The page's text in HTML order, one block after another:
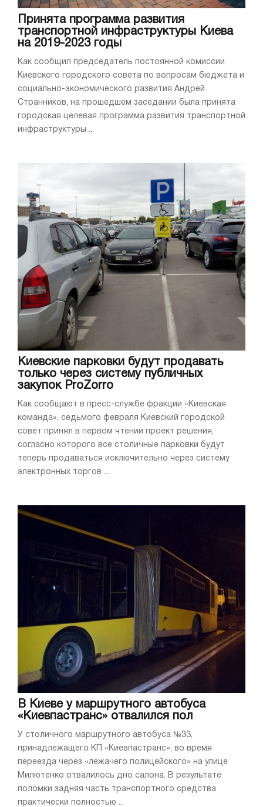
Принята программа развития
транспортной инфраструктуры Киева
на 2019-2023 годы
Как сообщил председатель постоянной комиссии
Киевского городского совета по вопросам бюджета и
социально-экономического развития Андрей
Странников, на прошедшем заседании была принята
городская целевая программа развития транспортной
инфраструктуры ...
Киевские парковки будут продавать
только через систему публичных
закупок ProZorro
Как сообщают в пресс-службе фракции «Киевская
команда», седьмого февраля Киевский городской
совет принял в первом чтении проект решения,
согласно которого все столичные парковки будут
теперь продаваться исключительно через систему
электронных торгов ...
В Киеве у маршрутного автобуса
«Киевпастранс» отвалился пол
У столичного маршрутного автобуса №33,
принадлежащего КП «Киевпастранс», во время
переезда через «лежачего полицейского» на улице
Милютенко отвалилось дно салона. В результате
поломки задняя часть транспортного средства
практически полностью ...